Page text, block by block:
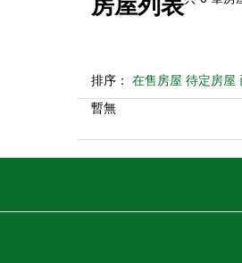
房屋列表
排序： 在售房屋 待定房屋
暫無